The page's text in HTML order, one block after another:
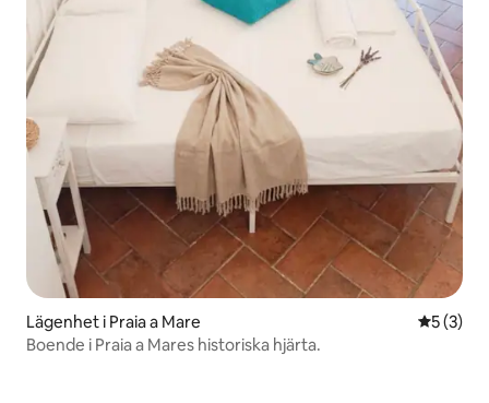
Lägenhet i Praia a Mare 5 av 5 i
5 (3)
Boende i Praia a Mares historiska hjärta.